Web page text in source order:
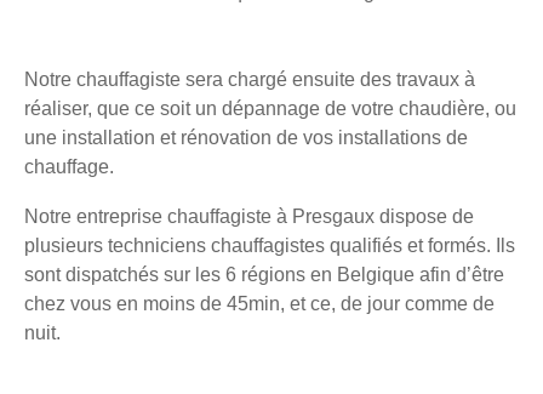
Notre chauffagiste sera chargé ensuite des travaux à
réaliser, que ce soit un dépannage de votre chaudière, ou
une installation et rénovation de vos installations de
chauffage.
Notre entreprise chauffagiste à Presgaux dispose de
plusieurs techniciens chauffagistes qualifiés et formés. Ils
sont dispatchés sur les 6 régions en Belgique afin d’être
chez vous en moins de 45min, et ce, de jour comme de
nuit.